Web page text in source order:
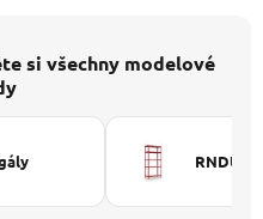
si všechny modelové
RNDU-